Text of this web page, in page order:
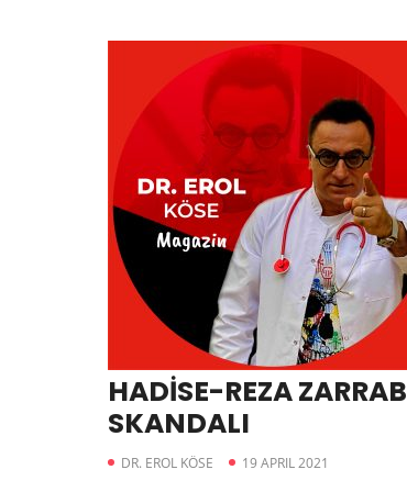
HADİSE-REZA ZARRAB
SKANDALI
DR. EROL KÖSE 19 APRIL 2021